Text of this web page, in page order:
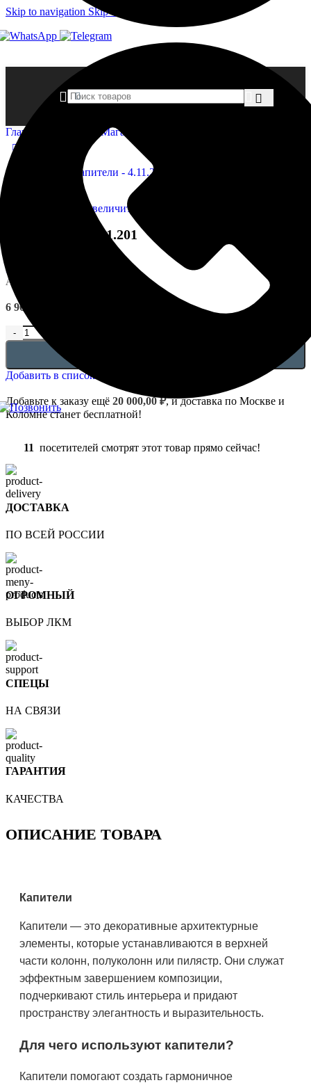
Skip to navigation Skip to main content
Главная страница Магазин
Нажмите, чтобы увеличить
Капители — 4.11.201
Артикул:
6 966,00
Количество товара Капители - 4.11.201
Добавить в список желаний
Добавьте к заказу ещё 20 000,00₽, и доставка по Москве и
Коломне станет бесплатной!
11 посетителей смотрят этот товар прямо сейчас!
ДОСТАВКА
ПО ВСЕЙ РОССИИ
ОГРОМНЫЙ
ВЫБОР ЛКМ
СПЕЦЫ
НА СВЯЗИ
ГАРАНТИЯ
КАЧЕСТВА
ОПИСАНИЕ ТОВАРА
Капители
Капители — это декоративные архитектурные
элементы, которые устанавливаются в верхней
части колонн, полуколонн или пилястр. Они служат
эффектным завершением композиции,
подчеркивают стиль интерьера и придают
пространству элегантность и выразительность.
Для чего используют капители?
Капители помогают создать гармоничное